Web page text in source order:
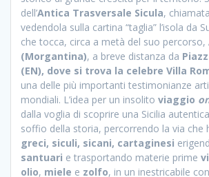
dell’Antica Trasversale Sicula,
vedendola sulla cartina “taglia” l’isola da
che tocca, circa a metà del suo percorso,
(Morgantina), a breve distanza da
(EN), dove si trova la celebre Villa
una delle più importanti testimonianze
mondiali. L’idea per un insolito viaggio
dalla voglia di scoprire una Sicilia
soffio della storia, percorrendo la via che
greci, siculi, sicani, cartaginesi
santuari e trasportando materie prime
olio, miele e zolfo, in un inestricabile